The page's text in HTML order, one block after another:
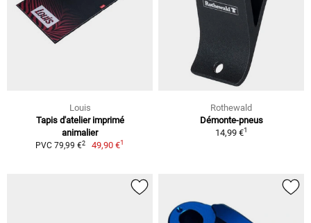
Louis
Tapis d'atelier imprimé
animalier
PVC 79,99 €2 49,90 €1
Rothewald
Démonte-pneus
14,99 €1